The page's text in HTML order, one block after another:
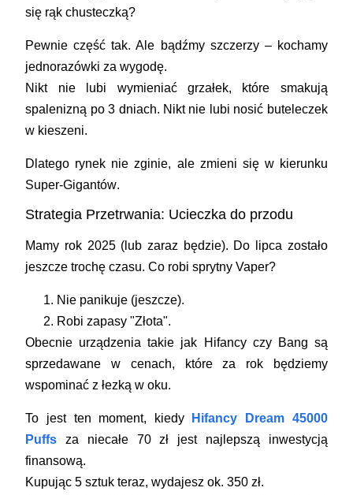
się rąk chusteczką?
Pewnie część tak. Ale bądźmy szczerzy – kochamy
jednorazówki za wygodę.
Nikt nie lubi wymieniać grzałek, które smakują
spalenizną po 3 dniach. Nikt nie lubi nosić buteleczek
w kieszeni.
Dlatego rynek nie zginie, ale zmieni się w kierunku
Super-Gigantów.
Strategia Przetrwania: Ucieczka do przodu
Mamy rok 2025 (lub zaraz będzie). Do lipca zostało
jeszcze trochę czasu. Co robi sprytny Vaper?
Nie panikuje (jeszcze).
Robi zapasy "Złota".
Obecnie urządzenia takie jak
Hifancyczy Bang są
sprzedawane w cenach, które za rok będziemy
wspominać z łezką w oku.
To jest ten moment, kiedy
Hifancy Dream 45000
Puffs za niecałe 70 zł jest najlepszą inwestycją
finansową.
Kupując 5 sztuk teraz, wydajesz ok. 350 zł.